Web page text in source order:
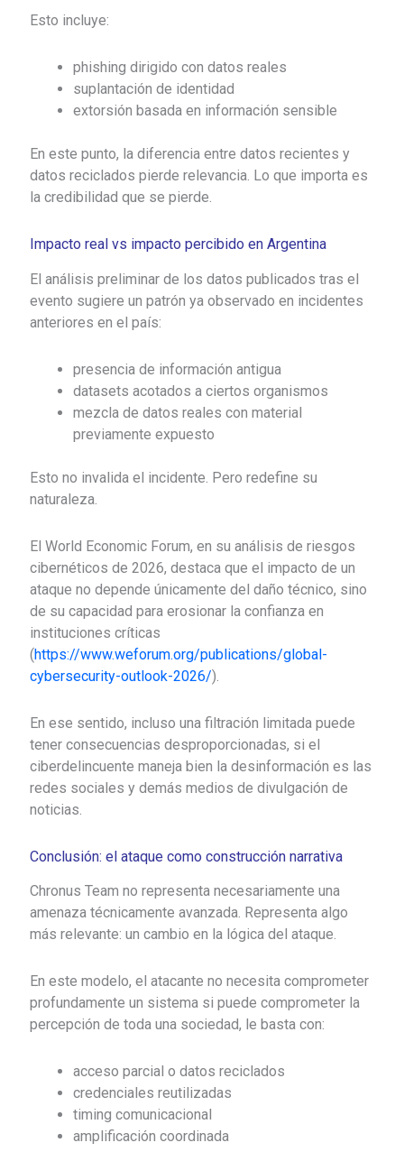
Esto incluye:
phishing dirigido con datos reales
suplantación de identidad
extorsión basada en información sensible
En este punto, la diferencia entre datos recientes y
datos reciclados pierde relevancia. Lo que importa es
la credibilidad que se pierde.
Impacto real vs impacto percibido en Argentina
El análisis preliminar de los datos publicados tras el
evento sugiere un patrón ya observado en incidentes
anteriores en el país:
presencia de información antigua
datasets acotados a ciertos organismos
mezcla de datos reales con material
previamente expuesto
Esto no invalida el incidente. Pero redefine su
naturaleza.
El World Economic Forum, en su análisis de riesgos
cibernéticos de 2026, destaca que el impacto de un
ataque no depende únicamente del daño técnico, sino
de su capacidad para erosionar la confianza en
instituciones críticas
(https://www.weforum.org/publications/global-
cybersecurity-outlook-2026/).
En ese sentido, incluso una filtración limitada puede
tener consecuencias desproporcionadas, si el
ciberdelincuente maneja bien la desinformación es las
redes sociales y demás medios de divulgación de
noticias.
Conclusión: el ataque como construcción narrativa
Chronus Team no representa necesariamente una
amenaza técnicamente avanzada. Representa algo
más relevante: un cambio en la lógica del ataque.
En este modelo, el atacante no necesita comprometer
profundamente un sistema si puede comprometer la
percepción de toda una sociedad, le basta con:
acceso parcial o datos reciclados
credenciales reutilizadas
timing comunicacional
amplificación coordinada